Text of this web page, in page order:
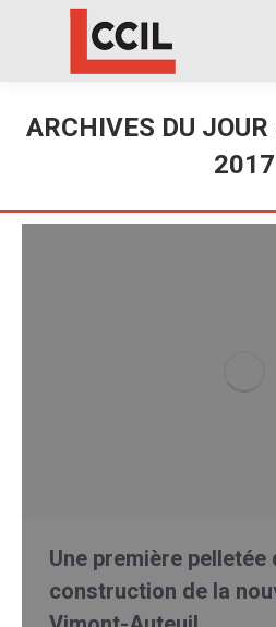
ARCHIVES DU JOUR
2017
Une première
construction de la